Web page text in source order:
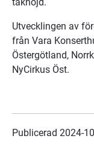
Utvecklingen av
från Vara
Östergötland,
NyCirkus Öst.
Publicerad 2024-